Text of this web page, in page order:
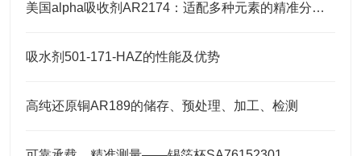
美国alpha吸收剂AR2174：适配多种元素的精准分析需求
吸水剂501-171-HAZ的性能及优势
高纯还原铜AR189的储存、预处理、加工、检测